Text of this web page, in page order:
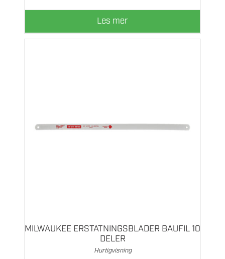
Les mer
MILWAUKEE ERSTATNINGSBLADER BAUFIL 10
DELER
Hurtigvisning